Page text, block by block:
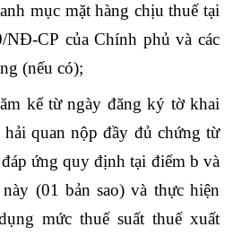
mục mặt hàng chịu thuế tại
CP của Chính phủ và các
(nếu có);
kể từ ngày đăng ký tờ khai
quan nộp đầy đủ chứng từ
ứng quy định tại điểm b và
(01 bản sao) và thực hiện
mức thuế suất thuế xuất